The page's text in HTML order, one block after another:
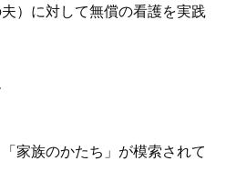
）に対して無償の看護を実践
家族のかたち」が模索されて